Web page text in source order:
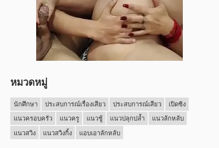
หมวดหมู่
นักศึกษา ประสบการณ์เรื่องเสียว ประสบการณ์เสียว
เปิดซิง
แนวครอบครัว
แนวครู แนวชู้ แนวปลุกปล้ำ
แนวลักหลับ
แนวสวิง
แนวสวิงกิ้ง แอบเอาลักหลับ